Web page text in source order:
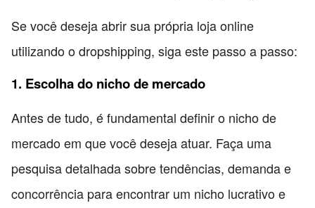
Se você deseja abrir sua própria loja online
utilizando o dropshipping, siga este passo a passo:
1. Escolha do nicho de mercado
Antes de tudo, é fundamental definir o nicho de
mercado em que você deseja atuar. Faça uma
pesquisa detalhada sobre tendências, demanda e
concorrência para encontrar um nicho lucrativo e